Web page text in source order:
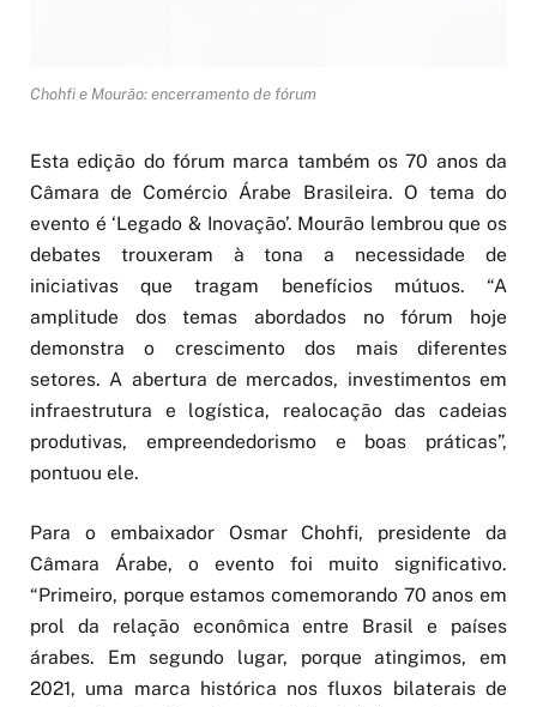
Chohfi e Mourão: encerramento de fórum
Esta edição do fórum marca também os 70 anos da
Câmara de Comércio Árabe Brasileira. O tema do
evento é ‘Legado & Inovação’. Mourão lembrou que os
debates trouxeram à tona a necessidade de
iniciativas que tragam benefícios mútuos. “A
amplitude dos temas abordados no fórum hoje
demonstra o crescimento dos mais diferentes
setores. A abertura de mercados, investimentos em
infraestrutura e logística, realocação das cadeias
produtivas, empreendedorismo e boas práticas”,
pontuou ele.
Para o embaixador Osmar Chohfi, presidente da
Câmara Árabe, o evento foi muito significativo.
“Primeiro, porque estamos comemorando 70 anos em
prol da relação econômica entre Brasil e países
árabes. Em segundo lugar, porque atingimos, em
2021, uma marca histórica nos fluxos bilaterais de